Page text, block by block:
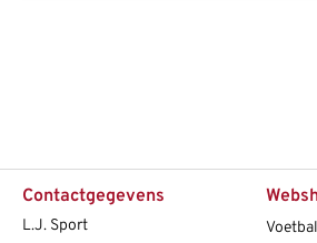
Contactgegevens
L.J. Sport
Voetbal